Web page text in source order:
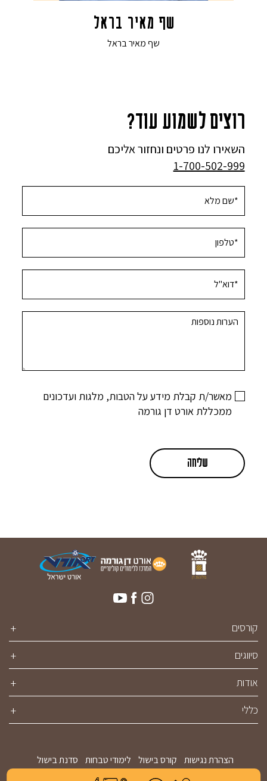
שף מאיר בראל
שף מאיר בראל
רוצים לשמוע עוד?
השאירו לנו פרטים ונחזור אליכם
1-700-502-999
מאשר/ת קבלת מידע על הטבות, מלגות ועדכונים
ממכללת אורט דן גורמה
כללי
קורסים
סיווגים
אודות
הצהרת נגישות קורס בישול לימודי טבחות
סדנת בישול
סדנת אפייה קורס קונדיטוריה סדנאות אוכל סדנאות לילדים